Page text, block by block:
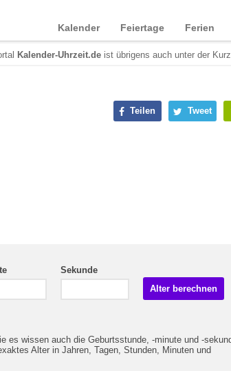
Kalender Feiertage Ferien
Kalender-Uhrzeit.de ist übrigens auch unter der
Teilen Tweet
Sekunde
Alter berechnen
es wissen auch die Geburtsstunde, -minute und -
Alter in Jahren, Tagen, Stunden, Minuten und